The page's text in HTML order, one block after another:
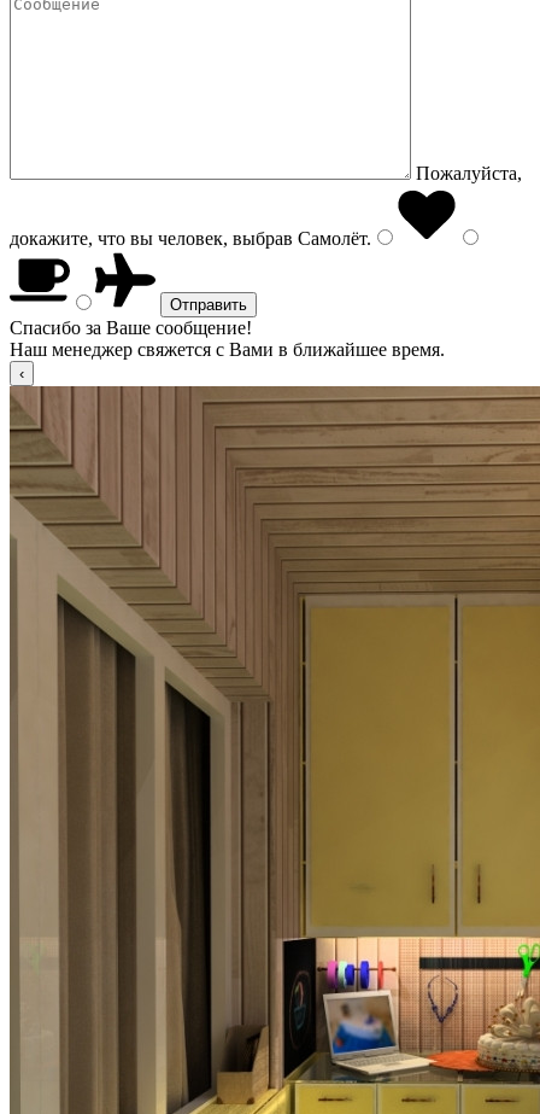
Пожалуйста,
докажите, что вы человек, выбрав Самолёт.
Спасибо за Ваше сообщение!
Наш менеджер свяжется с Вами в ближайшее время.